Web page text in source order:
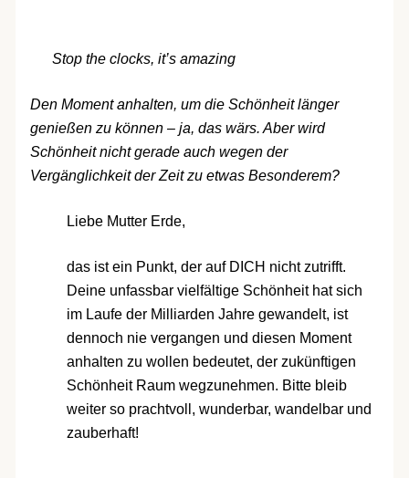
Stop the clocks, it’s amazing
Den Moment anhalten, um die Schönheit länger
genießen zu können – ja, das wärs. Aber wird
Schönheit nicht gerade auch wegen der
Vergänglichkeit der Zeit zu etwas Besonderem?
Liebe Mutter Erde,
das ist ein Punkt, der auf DICH nicht zutrifft.
Deine unfassbar vielfältige Schönheit hat sich
im Laufe der Milliarden Jahre gewandelt, ist
dennoch nie vergangen und diesen Moment
anhalten zu wollen bedeutet, der zukünftigen
Schönheit Raum wegzunehmen. Bitte bleib
weiter so prachtvoll, wunderbar, wandelbar und
zauberhaft!